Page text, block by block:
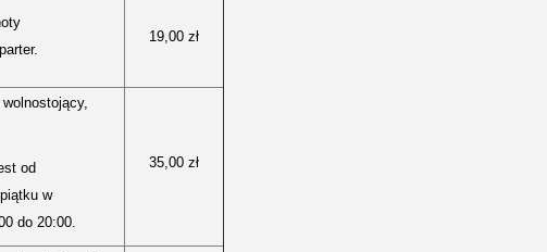
19,00 zł
od
w
do 20:00.
35,00 zł